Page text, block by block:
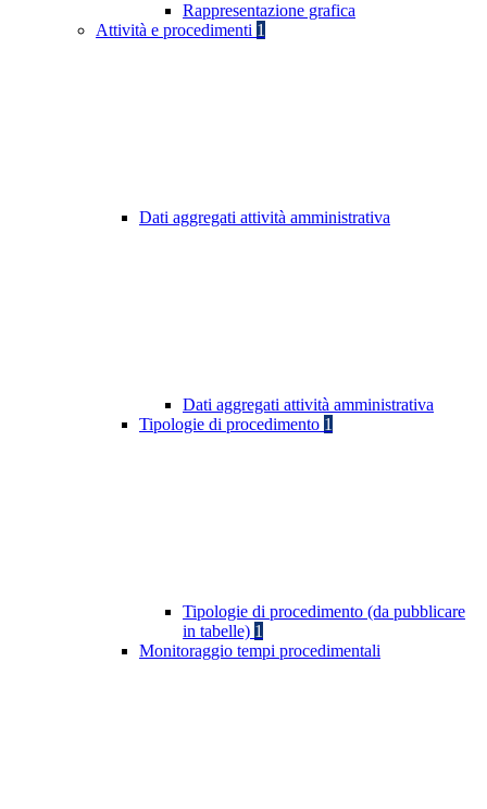
Rappresentazione grafica
Attività e procedimenti 1
Dati aggregati attività amministrativa
Dati aggregati attività amministrativa
Tipologie di procedimento 1
Tipologie di procedimento (da pubblicare
in tabelle) 1
Monitoraggio tempi procedimentali